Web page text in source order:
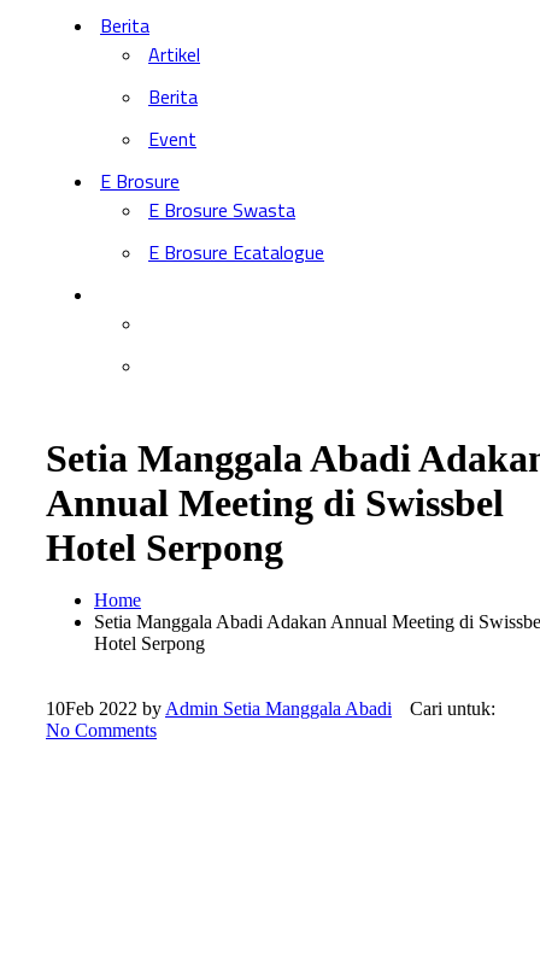
Berita
Artikel
Berita
Event
E Brosure
E Brosure Swasta
E Brosure Ecatalogue
Setia Manggala Abadi
Annual Meeting di Swissbel
Hotel Serpong
Home
Setia Manggala Abadi Adakan Annual Meeting di
Hotel Serpong
10Feb 2022 by Admin Setia Manggala Abadi
No Comments
Cari untuk: